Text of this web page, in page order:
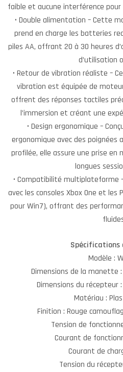
faible et aucune interférence
• Double alimentation – Cette
prend en charge les batteries
piles AA, offrant 20 à 30 heures
d’utilisation
• Retour de vibration réaliste –
vibration est équipée de
offrent des réponses tactiles
l’immersion et créant une
• Design ergonomique –
ergonomique avec des
profilée, elle assure une prise
longues
• Compatibilité multiplateforme
avec les consoles Xbox One et les
pour Win7), offrant des
Spécifications
Modèle :
Dimensions de la manette :
Dimensions du récepteur
Matériau :
Finition : Rouge
Tension de
Courant de
Courant de
Tension du